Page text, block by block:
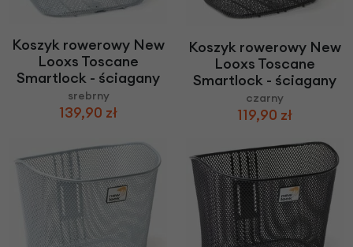
Koszyk rowerowy New
Looxs Toscane
Smartlock - ściagany
srebrny
139,90 zł
Koszyk rowerowy New
Looxs Toscane
Smartlock - ściagany
czarny
119,90 zł